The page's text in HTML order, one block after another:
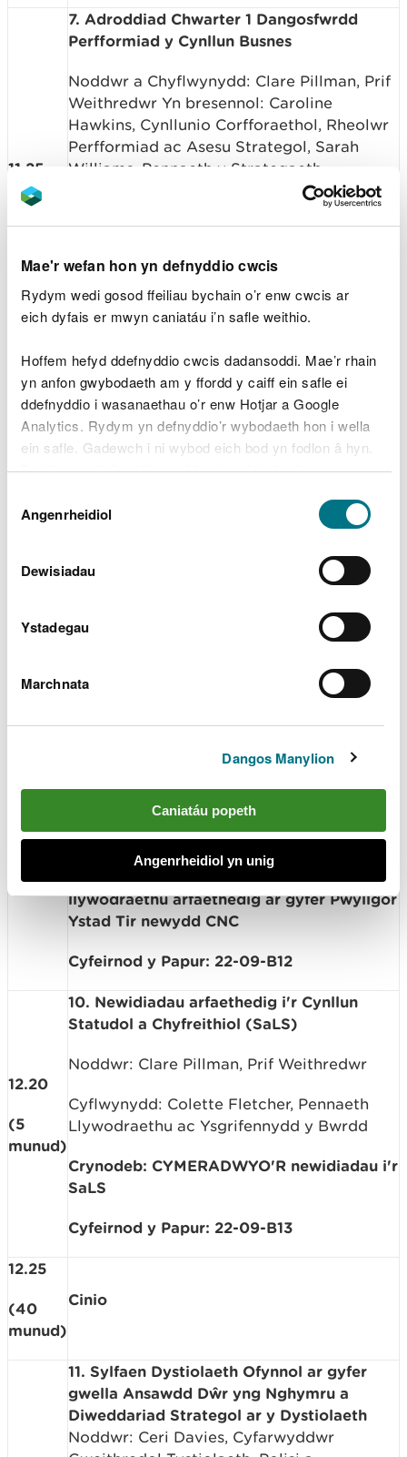
Mae'r wefan hon yn defnyddio cwcis
Rydym wedi gosod ffeiliau bychain o’r enw cwcis ar
eich dyfais er mwyn caniatáu i’n safle weithio.
Hoffem hefyd ddefnyddio cwcis dadansoddi. Mae’r rhain
yn anfon gwybodaeth am y ffordd y caiff ein safle ei
ddefnyddio i wasanaethau o’r enw Hotjar a Google
Analytics. Rydym yn defnyddio’r wybodaeth hon i wella
ein safle. Gadewch i ni wybod eich bod yn fodlon â hyn.
Byddwn yn defnyddio cwci i gadw eich dewis.
Gellirdarllen mwy am ein cwcis cyn i chi ddewis.
Caniatâd
Angenrheidiol
Dewisiadau
Ystadegau
Marchnata
Dangos Manylion
Caniatáu popeth
Angenrheidiol yn unig
11.25
(20
munud)
7. Adroddiad Chwarter 1 Dangosfwrdd
Perfformiad y Cynllun Busnes
Noddwr a Chyflwynydd: Clare Pillman, Prif
Weithredwr Yn bresennol: Caroline
Hawkins, Cynllunio Corfforaethol, Rheolwr
Perfformiad ac Asesu Strategol, Sarah
Williams, Pennaeth y Strategaeth
Gorfforaethol a’r Swyddfa Rheoli
Rhaglenni; Sue Ginley, Cynghorydd
Corfforaethol a Pherfformiad
Crynodeb: CYMERADWYO Adroddiad
Chwarter 1 Dangosfwrdd Perfformiad y
Cyfeirnod y Papur: 22-09-B10
11.45
(20
8. Adolygu Penderfyniad ar Helfeydd Dilyn
Trywydd
Cyflwynydd: Ieuan Williams, Uwch Syrfëwr
Crynodeb: CYMERADWYO'R adolygiad o'r
Cyfeirnod y Papur: 22-09-B17
munud)
9. Pwyllgor Ystad Tir CNC Arfaethedig
Noddwr: Gareth O’Shea, Cyfarwyddwr
Gweithredol Gweithrediadau Cyflwynydd:
Colette Fletcher, Pennaeth Llywodraethu
ac Ysgrifennydd y Bwrdd
llywodraethu arfaethedig ar gyfer Pwyllgor
Ystad Tir newydd CNC
Cyfeirnod y Papur: 22-09-B12
12.20
(5
munud)
10. Newidiadau arfaethedig i'r Cynllun
Statudol a Chyfreithiol (SaLS)
Noddwr: Clare Pillman, Prif Weithredwr
Cyflwynydd: Colette Fletcher, Pennaeth
Llywodraethu ac Ysgrifennydd y Bwrdd
Crynodeb: CYMERADWYO'R newidiadau i'r
SaLS
Cyfeirnod y Papur: 22-09-B13
12.25
(40
munud)
Cinio
11. Sylfaen Dystiolaeth Ofynnol ar gyfer
gwella Ansawdd Dŵr yng Nghymru a
Diweddariad Strategol ar y Dystiolaeth
Noddwr: Ceri Davies, Cyfarwyddwr